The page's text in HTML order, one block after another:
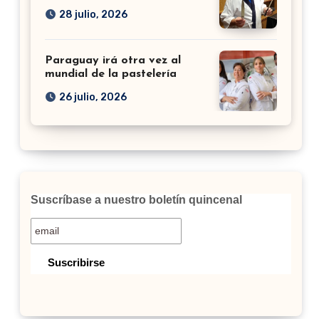
28 julio, 2026
Paraguay irá otra vez al
mundial de la pastelería
26 julio, 2026
Suscríbase a nuestro boletín quincenal